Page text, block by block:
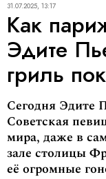
31.07.2025, 13:17
Как
Эдите
гриль
Сегодня Эдите
Советская
мира, даже в
зале столицы
её огромные